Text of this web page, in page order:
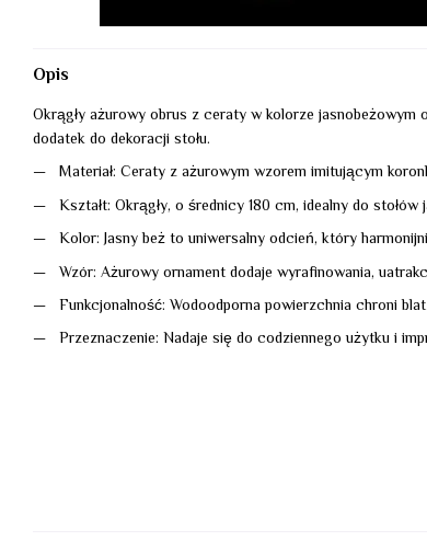
Opis
Okrągły ażurowy obrus z ceraty w kolorze
dodatek do dekoracji stołu.
Materiał: Ceraty z ażurowym wzorem imitującym
Kształt: Okrągły, o średnicy 180 cm, idealny do
Kolor: Jasny beż to uniwersalny odcień, który
Wzór: Ażurowy ornament dodaje wyrafinowania,
Funkcjonalność: Wodoodporna powierzchnia chroni
Przeznaczenie: Nadaje się do codziennego użytku i